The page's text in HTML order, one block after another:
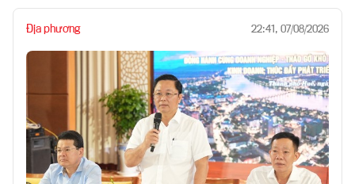
Địa phương 22:41, 07/08/2026